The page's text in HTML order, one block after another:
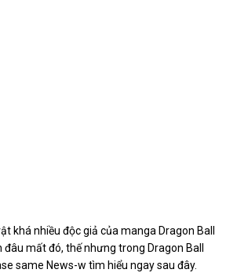
khá nhiều độc giả của manga Dragon Ball
mất đó, thế nhưng trong Dragon Ball
same News-w tìm hiểu ngay sau đây.